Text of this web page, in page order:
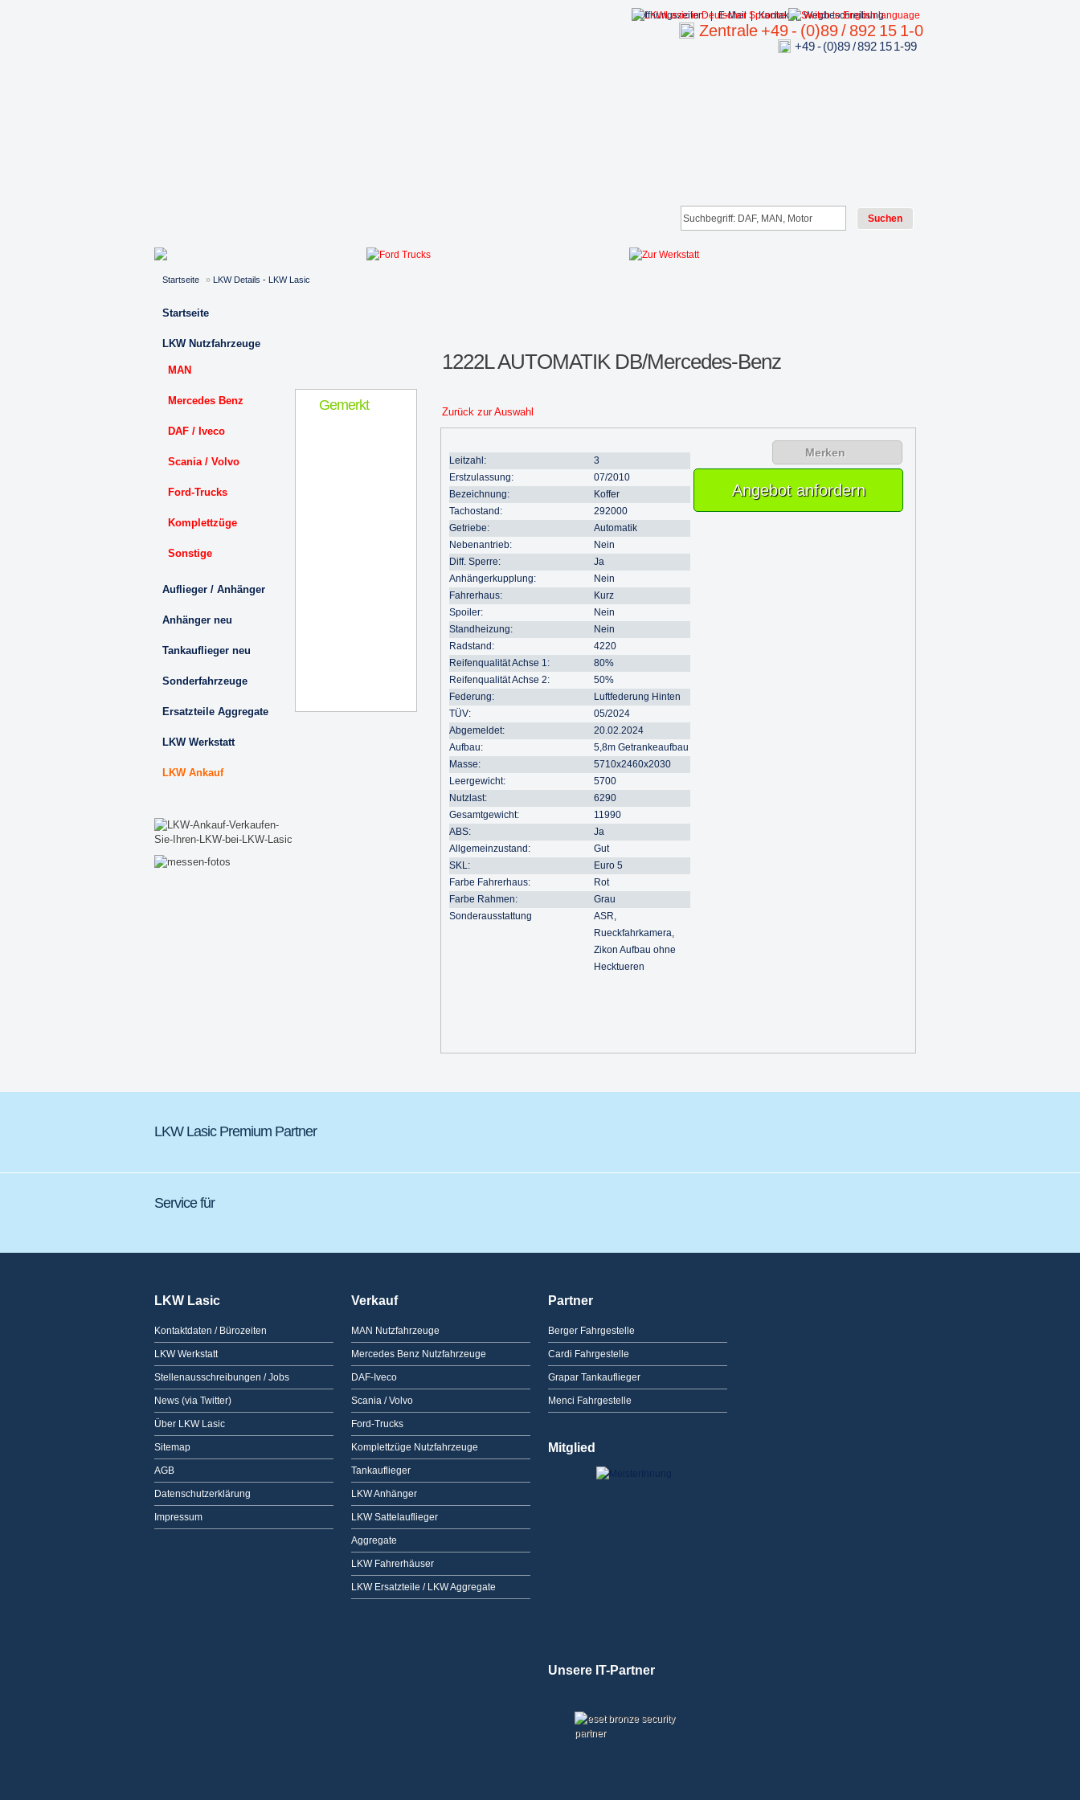
Wegbeschreibung
Kontakt |
E-Mail |
Öffnungszeiten: |
Zentrale +49 - (0)89 / 892 15 1-0
+49 - (0)89 / 892 15 1-99
Startseite » LKW Details - LKW Lasic
Startseite
LKW Nutzfahrzeuge
MAN
Mercedes Benz
DAF / Iveco
Scania / Volvo
Ford-Trucks
Komplettzüge
Sonstige
Auflieger / Anhänger
Anhänger neu
Tankauflieger neu
Sonderfahrzeuge
Ersatzteile Aggregate
LKW Werkstatt
LKW Ankauf
1222L AUTOMATIK DB/Mercedes-Benz
Gemerkt Zurück zur Auswahl
Merken
Angebot anfordern
Leitzahl:
3
Erstzulassung:
07/2010
Bezeichnung:
Koffer
Tachostand:
292000
Getriebe:
Automatik
Nebenantrieb:
Nein
Diff. Sperre:
Ja
Anhängerkupplung:
Nein
Fahrerhaus:
Kurz
Spoiler:
Nein
Standheizung:
Nein
Radstand:
4220
Reifenqualität Achse 1:
80%
Reifenqualität Achse 2:
50%
Federung:
Luftfederung Hinten
TÜV:
05/2024
Abgemeldet:
20.02.2024
Aufbau:
5,8m Getrankeaufbau
Masse:
5710x2460x2030
Leergewicht:
5700
Nutzlast:
6290
Gesamtgewicht:
11990
ABS:
Ja
Allgemeinzustand:
Gut
SKL:
Euro 5
Farbe Fahrerhaus:
Rot
Farbe Rahmen:
Grau
Sonderausstattung
ASR,
Rueckfahrkamera,
Zikon Aufbau ohne
Hecktueren
LKW Lasic Premium Partner
Service für
LKW Lasic
Kontaktdaten / Bürozeiten
LKW Werkstatt
Stellenausschreibungen / Jobs
News (via Twitter)
Über LKW Lasic
Sitemap
AGB
Datenschutzerklärung
Impressum
Verkauf
MAN Nutzfahrzeuge
Mercedes Benz Nutzfahrzeuge
DAF-Iveco
Scania / Volvo
Ford-Trucks
Komplettzüge Nutzfahrzeuge
Tankauflieger
LKW Anhänger
LKW Sattelauflieger
Aggregate
LKW Fahrerhäuser
LKW Ersatzteile / LKW Aggregate
Partner
Berger Fahrgestelle
Cardi Fahrgestelle
Grapar Tankauflieger
Menci Fahrgestelle
Mitglied
Unsere IT-Partner